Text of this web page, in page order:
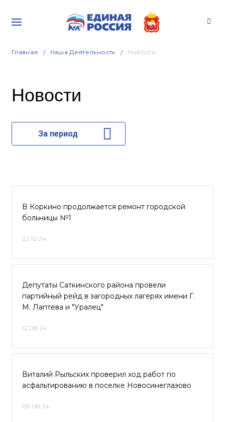
Главная Наша Деятельность Новости
Новости
За период
В Коркино продолжается ремонт городской
больницы №1
22.10.24
Депутаты Саткинского района провели
партийный рейд в загородных лагерях имени Г.
М. Лаптева и "Уралец"
12.08.24
Виталий Рыльских проверил ход работ по
асфальтированию в поселке Новосинеглазово
09.08.24